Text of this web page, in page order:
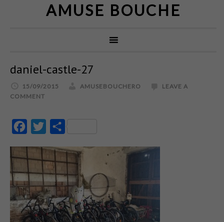
AMUSE BOUCHE
daniel-castle-27
15/09/2015 AMUSEBOUCHERO
LEAVE A
COMMENT
FacebookTwitter